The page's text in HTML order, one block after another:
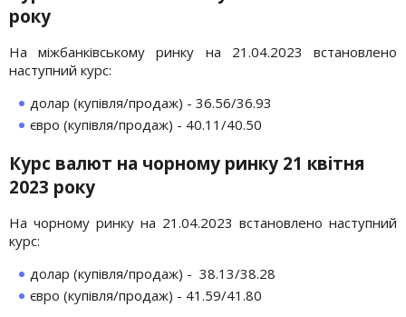
року
На міжбанківському ринку на 21.04.2023 встановлено
наступний курс:
долар (купівля/продаж) - 36.56/36.93
євро (купівля/продаж) - 40.11/40.50
Курс валют на чорному ринку 21 квітня
2023 року
На чорному ринку на 21.04.2023 встановлено наступний
курс:
долар (купівля/продаж) - 38.13/38.28
євро (купівля/продаж) - 41.59/41.80